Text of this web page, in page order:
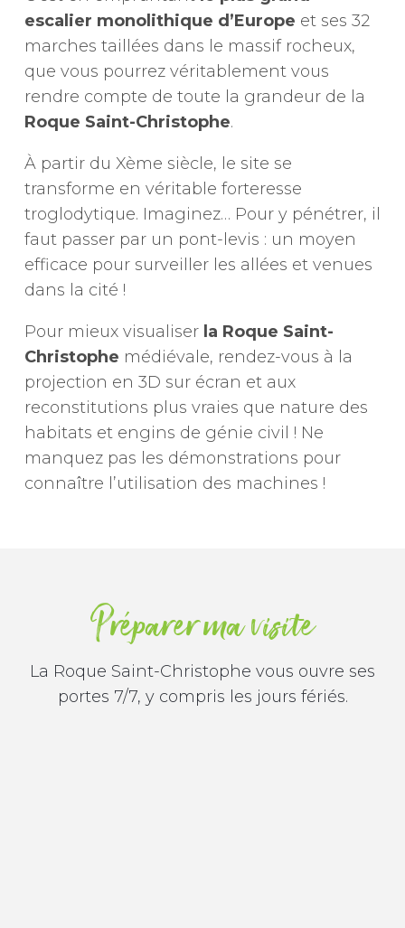
escalier monolithique d’Europe et ses 32
marches taillées dans le massif rocheux,
que vous pourrez véritablement vous
rendre compte de toute la grandeur de la
Roque Saint-Christophe.
À partir du Xème siècle, le site se
transforme en véritable forteresse
troglodytique. Imaginez… Pour y pénétrer, il
faut passer par un pont-levis : un moyen
efficace pour surveiller les allées et venues
dans la cité !
Pour mieux visualiser la Roque Saint-
Christophe médiévale, rendez-vous à la
projection en 3D sur écran et aux
reconstitutions plus vraies que nature des
habitats et engins de génie civil ! Ne
manquez pas les démonstrations pour
connaître l’utilisation des machines !
Préparer ma visite
La Roque Saint-Christophe vous ouvre ses
portes 7/7, y compris les jours fériés.